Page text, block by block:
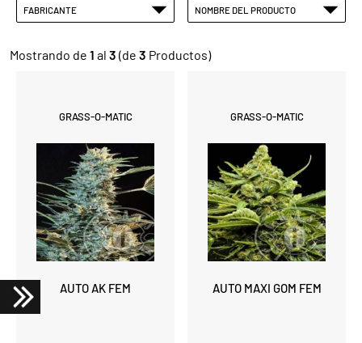
FABRICANTE NOMBRE DEL PRODUCTO
Mostrando de 1 al 3 (de 3 Productos)
GRASS-O-MATIC
AUTO AK FEM
GRASS-O-MATIC
AUTO MAXI GOM FEM